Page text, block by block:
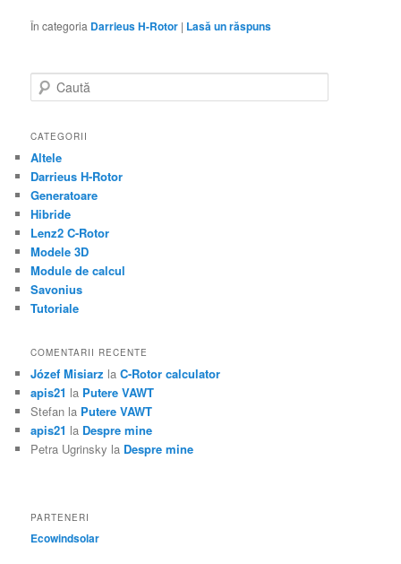
În categoria Darrieus H-Rotor | Lasă un răspuns
a
tCATEGORII
Altele
Darrieus H-Rotor
Generatoare
Hibride
Lenz2 C-Rotor
Modele 3D
Module de calcul
Savonius
Tutoriale
COMENTARII RECENTE
Józef Misiarz laC-Rotor calculator
apis21 la Putere VAWT
Stefan la Putere VAWT
apis21 la Despre mine
Petra Ugrinsky la Despre mine
PARTENERI
Ecowindsolar